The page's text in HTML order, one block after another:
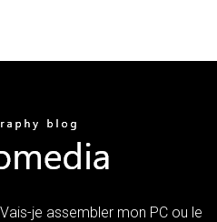
je assembler mon PC ou le